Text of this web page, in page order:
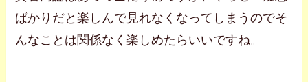
ばかりだと楽しんで見れなくなってしまうのでそ
んなことは関係なく楽しめたらいいですね。